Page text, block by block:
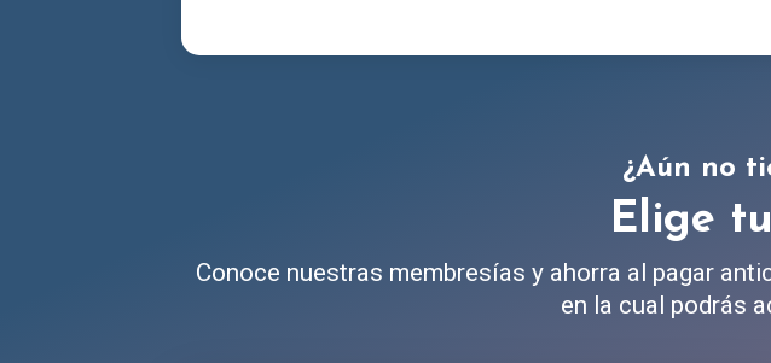
¿Aún no
Elige
Conoce nuestras membresías y ahorra al pagar
en la cual podrás